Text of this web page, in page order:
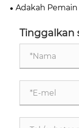
Mudah Alih
Adakah Pemain
Tinggalkan